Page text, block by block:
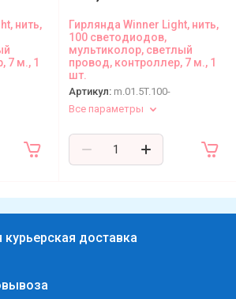
нить,
7 м., 1
Гирлянда Winner Light, нить,
100 светодиодов,
мультиколор, светлый
провод, контроллер, 7 м., 1
шт.
Артикул: m.01.5T.100-
Все параметры
курьерская доставка